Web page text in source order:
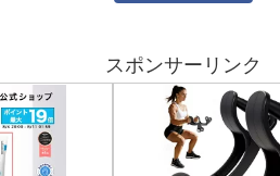
スポンサーリンク